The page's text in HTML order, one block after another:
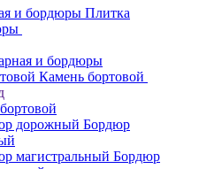
Плитка
и бордюры
Камень бортовой
Бордюр
Бордюр